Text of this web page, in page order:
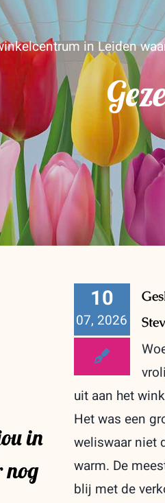
in Leiden
in
nog
10
07, 2026
uit aan het
Het was een
weliswaar niet
warm. De
blij met de